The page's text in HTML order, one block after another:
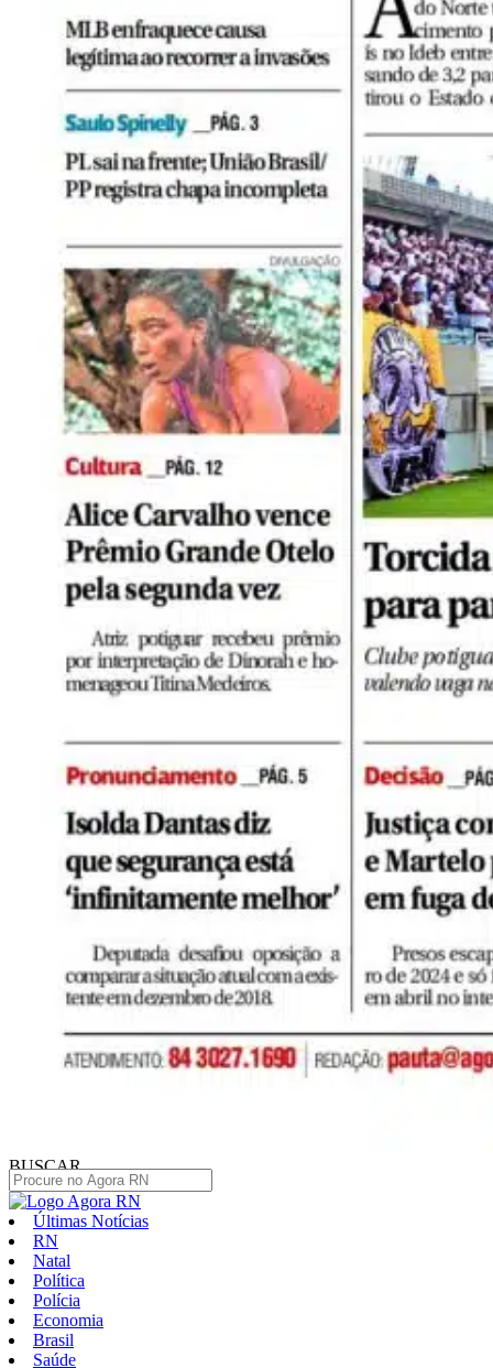
BUSCAR
Últimas Notícias
RN
Natal
Política
Polícia
Economia
Brasil
Saúde